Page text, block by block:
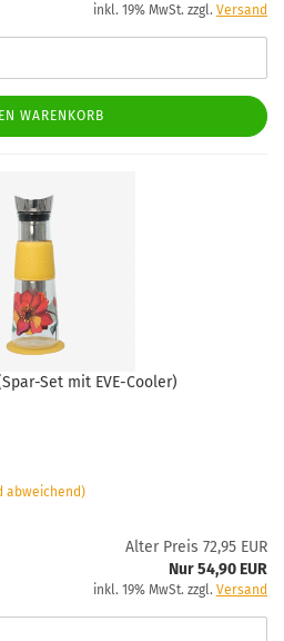
inkl. 19% MwSt. zzgl. Versand
WARENKORB
Set mit EVE-Cooler)
abweichend)
Alter Preis 72,95 EUR
Nur 54,90 EUR
inkl. 19% MwSt. zzgl. Versand